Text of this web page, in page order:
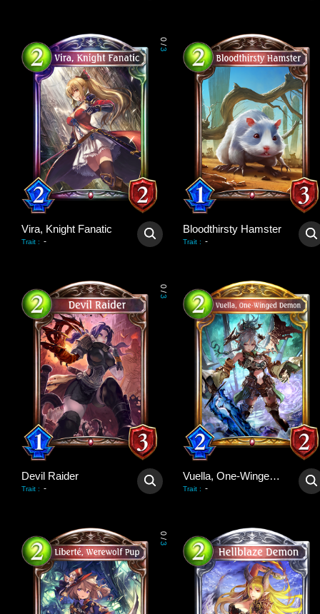
0
/
3
Vira, Knight Fanatic
Trait : -
Bloodthirsty Hamster
Trait : -
0
/
3
Devil Raider
Trait : -
Vuella, One-Winged Demon
Trait : -
0
/
3